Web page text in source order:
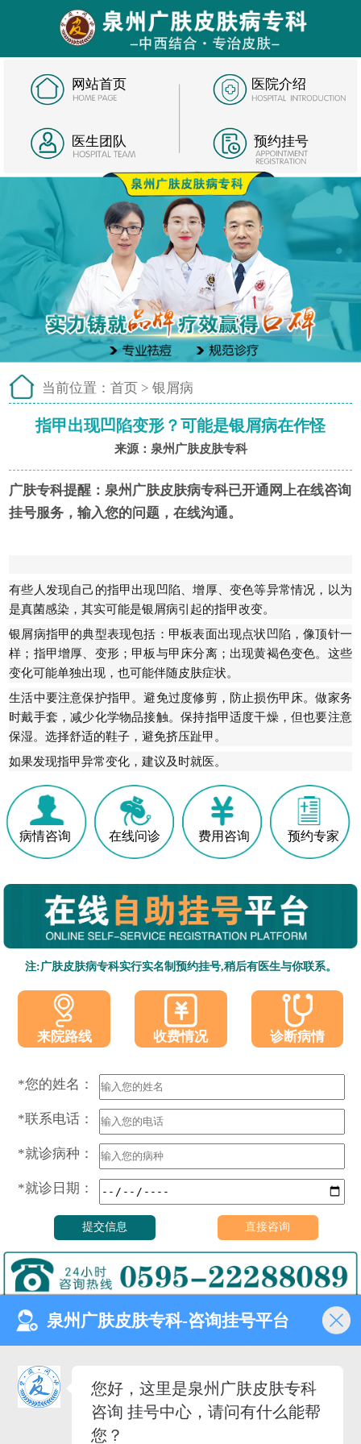
网站首页 医院介绍
医生团队 预约挂号
当前位置： 首页 > 银屑病
指甲出现凹陷变形？可能是银屑病在作怪
来源：泉州广肤皮肤专科
广肤专科提醒： 泉州广肤皮肤病专科已开通网上在线咨询
挂号服务，输入您的问题，在线沟通。
有些人发现自己的指甲出现凹陷、增厚、变色等异常情况，以为
是真菌感染，其实可能是银屑病引起的指甲改变。
银屑病指甲的典型表现包括：甲板表面出现点状凹陷，像顶针一
样；指甲增厚、变形；甲板与甲床分离；出现黄褐色变色。这些
变化可能单独出现，也可能伴随皮肤症状。
生活中要注意保护指甲。避免过度修剪，防止损伤甲床。做家务
时戴手套，减少化学物品接触。保持指甲适度干燥，但也要注意
保湿。选择舒适的鞋子，避免挤压趾甲。
如果发现指甲异常变化，建议及时就医。
病情咨询 在线问诊 费用咨询 预约专家
注:广肤皮肤病专科实行实名制预约挂号,稍后有医生与你联系。
来院路线 收费情况 诊断病情
*您的姓名：
*联系电话：
*就诊病种：
*就诊日期：
门诊时间（无假日医院）
8:00—18:00
0595-22288089
医院地址
泉州广肤皮肤专科-咨询挂号平台
您好，这里是泉州广肤皮肤专科
咨询 挂号中心，请问有什么能帮
您？